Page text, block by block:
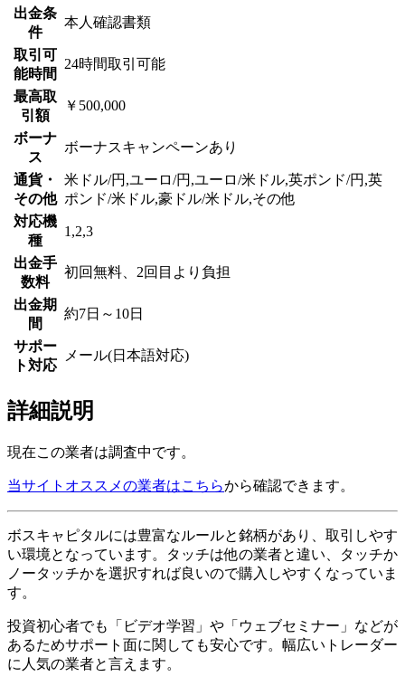
出金条
件
本人確認書類
取引可
能時間
24時間取引可能
最高取
引額
￥500,000
ボーナ
ス
ボーナスキャンペーンあり
通貨・
その他
米ドル/円,ユーロ/円,ユーロ/米ドル,英ポンド/円,英
ポンド/米ドル,豪ドル/米ドル,その他
対応機
種
1,2,3
出金手
数料
初回無料、2回目より負担
出金期
間
約7日～10日
サポー
ト対応
メール(日本語対応)
詳細説明
現在この業者は調査中です。
当サイトオススメの業者はこちらから確認できます。
ボスキャピタルには豊富なルールと銘柄があり、取引しやす
い環境となっています。タッチは他の業者と違い、タッチか
ノータッチかを選択すれば良いので購入しやすくなっていま
す。
投資初心者でも「ビデオ学習」や「ウェブセミナー」などが
あるためサポート面に関しても安心です。幅広いトレーダー
に人気の業者と言えます。